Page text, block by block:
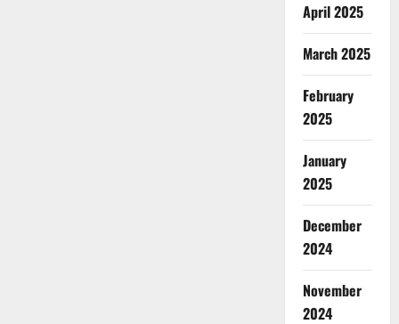
April 2025
March 2025
February
2025
January
2025
December
2024
November
2024